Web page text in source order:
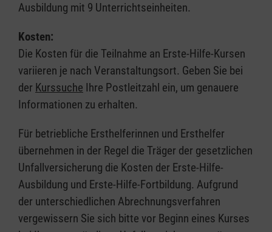
Ausbildung mit 9 Unterrichtseinheiten.
Kosten:
Die Kosten für die Teilnahme an Erste-Hilfe-Kursen
variieren je nach Veranstaltungsort. Geben Sie bei
der Kurssuche Ihre Postleitzahl ein, um genauere
Informationen zu erhalten.
Für betriebliche Ersthelferinnen und Ersthelfer
übernehmen in der Regel die Träger der gesetzlichen
Unfallversicherung die Kosten der Erste-Hilfe-
Ausbildung und Erste-Hilfe-Fortbildung. Aufgrund
der unterschiedlichen Abrechnungsverfahren
vergewissern Sie sich bitte vor Beginn eines Kurses